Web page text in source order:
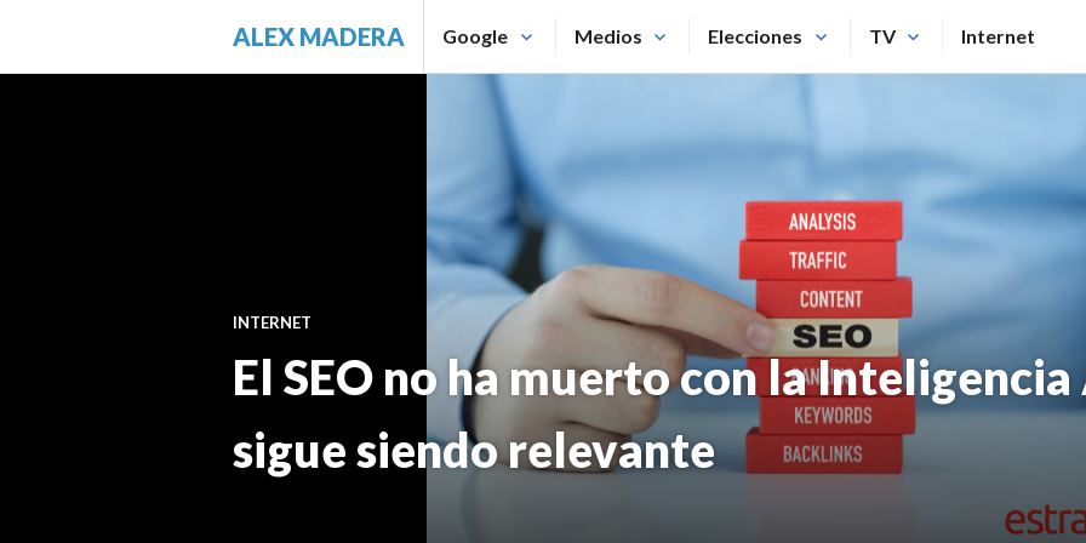
ALEX MADERA Google Medios Elecciones TV Internet
INTERNET
El SEO no ha muerto con la
sigue siendo relevante